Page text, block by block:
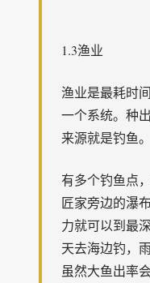
1.3渔业
渔业是最耗时
一个系统。种
来源就是钓鱼。
有多个钓鱼点
匠家旁边的瀑
力就可以到最
天去海边钓，
虽然大鱼出率